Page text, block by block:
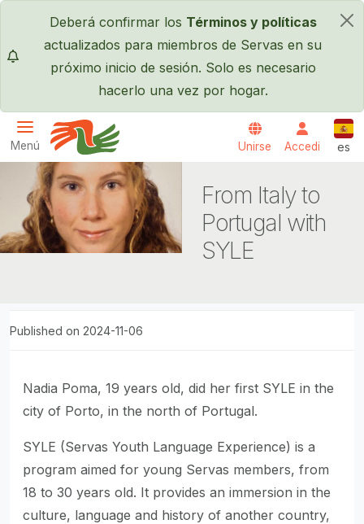
Pasar al contenido principal
×
Deberá confirmar los Términos y políticas
actualizados para miembros de Servas en su
próximo inicio de sesión. Solo es necesario
hacerlo una vez por hogar.
Menú
Servas International
Unirse Accedi es
From Italy to
Portugal with
SYLE
Published on 2024-11-06
Nadia Poma, 19 years old, did her first SYLE in the
city of Porto, in the north of Portugal.
SYLE (Servas Youth Language Experience) is a
program aimed for young Servas members, from
18 to 30 years old. It provides an immersion in the
culture, language and history of another country,